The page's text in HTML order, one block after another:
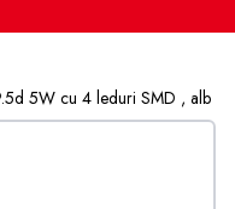
5W cu 4 leduri SMD , alb